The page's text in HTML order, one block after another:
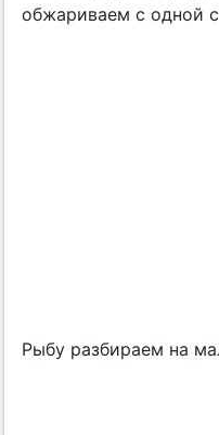
обжариваем с одной
Рыбу разбираем на